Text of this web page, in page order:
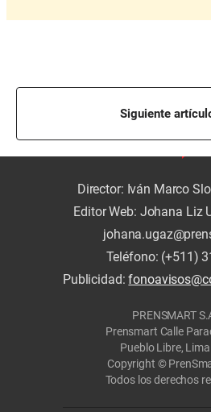
Siguiente
Director: Iván Marco
Editor Web: Johana Liz
Teléfono: (+511)
Publicidad:
PRENSMART
Prensmart Calle
Pueblo Libre,
Copyright ©
Todos los derechos